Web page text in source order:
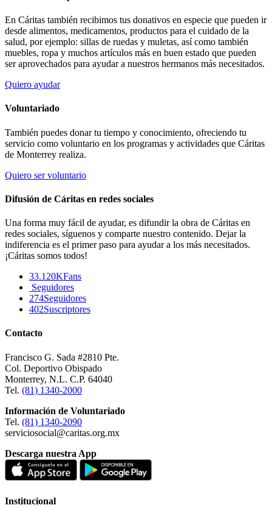
En Cáritas también recibimos tus donativos en especie que pueden ir
desde alimentos, medicamentos, productos para el cuidado de la
salud, por ejemplo: sillas de ruedas y muletas, así como también
muebles, ropa y muchos artículos más en buen estado que pueden
ser aprovechados para ayudar a nuestros hermanos más necesitados.
Quiero ayudar
Voluntariado
También puedes donar tu tiempo y conocimiento, ofreciendo tu
servicio como voluntario en los programas y actividades que Cáritas
de Monterrey realiza.
Quiero ser voluntario
Difusión de Cáritas en redes sociales
Una forma muy fácil de ayudar, es difundir la obra de Cáritas en
redes sociales, síguenos y comparte nuestro contenido. Dejar la
indiferencia es el primer paso para ayudar a los más necesitados.
¡Cáritas somos todos!
33.120KFans
Seguidores
274Seguidores
402Suscriptores
Contacto
Francisco G. Sada #2810 Pte.
Col. Deportivo Obispado
Monterrey, N.L. C.P. 64040
Tel. (81) 1340-2000
Información de Voluntariado
Tel. (81) 1340-2090
serviciosocial@caritas.org.mx
Descarga nuestra App
Institucional